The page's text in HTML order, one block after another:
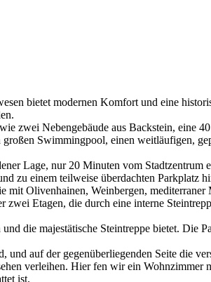
bietet modernen Komfort und eine
zwei Nebengebäude aus Backstein, eine
Swimmingpool, einen weitläufigen,
Lage, nur 20 Minuten vom Stadtzentrum
zu einem teilweise überdachten Parkplatz
mit Olivenhainen, Weinbergen, mediterraner
Etagen, die durch eine interne
die majestätische Steintreppe bietet. Die
auf der gegenüberliegenden Seite die
verleihen. Hier fen wir ein Wohnzimmer
ist.